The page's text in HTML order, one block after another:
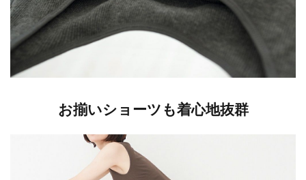
お揃いショーツも着心地抜群